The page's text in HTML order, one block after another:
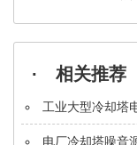
· 相关推荐
工业大型冷却塔
电厂冷却塔噪音